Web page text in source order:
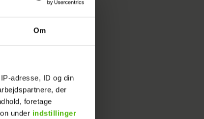
Om
adresse, ID og din
der
foretage
under indstillinger